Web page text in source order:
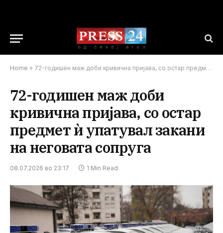
Home » 72-годишен маж доби кривична пријава, со остар предмет ѝ упатувал закани на неговата сопруга
72-годишен маж доби
кривична пријава, со остар
предмет ѝ упатувал закани
на неговата сопруга
08.07.2026 во 23:17 1 Min Read